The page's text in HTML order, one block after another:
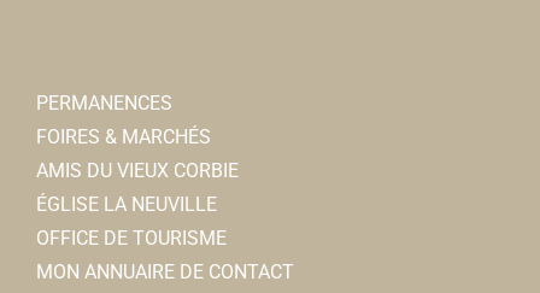
PERMANENCES
FOIRES & MARCHÉS
AMIS DU VIEUX CORBIE
ÉGLISE LA NEUVILLE
OFFICE DE TOURISME
MON ANNUAIRE DE CONTACT